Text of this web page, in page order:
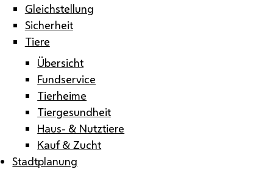
Gleichstellung
Sicherheit
Tiere
Übersicht
Fundservice
Tierheime
Tiergesundheit
Haus- & Nutztiere
Kauf & Zucht
Stadtplanung